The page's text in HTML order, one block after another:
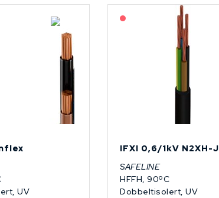
Kabel
UV
På forespørsel
IFXI 0,6/1kV N2XH-J
SAFELINE
HFFH, 90ºC
Dobbeltisolert, UV